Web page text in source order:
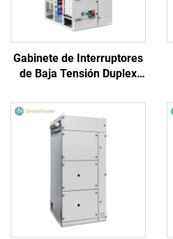
Gabinete de Interruptores
de Baja Tensión Duplex